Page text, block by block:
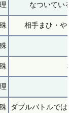
なついてい
相手まひ・
ダブルバトルで